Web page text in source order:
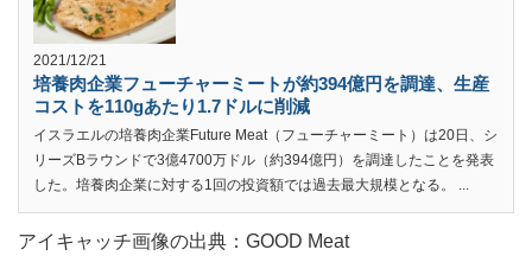
2021/12/21
培養肉企業フューチャーミートが約394億円を調達、生産
コストを110gあたり1.7ドルに削減
イスラエルの培養肉企業Future Meat（フューチャーミート）は20日、シ
リーズBラウンドで3億4700万ドル（約394億円）を調達したことを発表
した。培養肉企業に対する1回の投資額では過去最大規模となる。 ...
アイキャッチ画像の出典：GOOD Meat